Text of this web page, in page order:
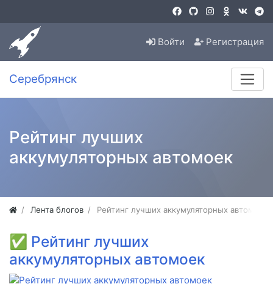
Войти Регистрация
Серебрянск
Рейтинг лучших
аккумуляторных автомоек
Лента блогов Рейтинг лучших аккумуляторных автомоек
✅ Рейтинг лучших
аккумуляторных автомоек